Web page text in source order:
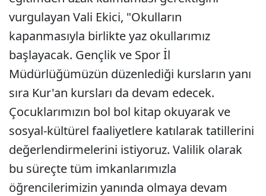
vurgulayan Vali Ekici, "Okulların
kapanmasıyla birlikte yaz okullarımız
başlayacak. Gençlik ve Spor İl
Müdürlüğümüzün düzenlediği kursların yanı
sıra Kur'an kursları da devam edecek.
Çocuklarımızın bol bol kitap okuyarak ve
sosyal-kültürel faaliyetlere katılarak tatillerini
değerlendirmelerini istiyoruz. Valilik olarak
bu süreçte tüm imkanlarımızla
öğrencilerimizin yanında olmaya devam